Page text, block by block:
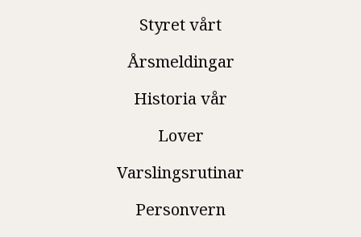
Styret vårt
Årsmeldingar
Historia vår
Lover
Varslingsrutinar
Personvern